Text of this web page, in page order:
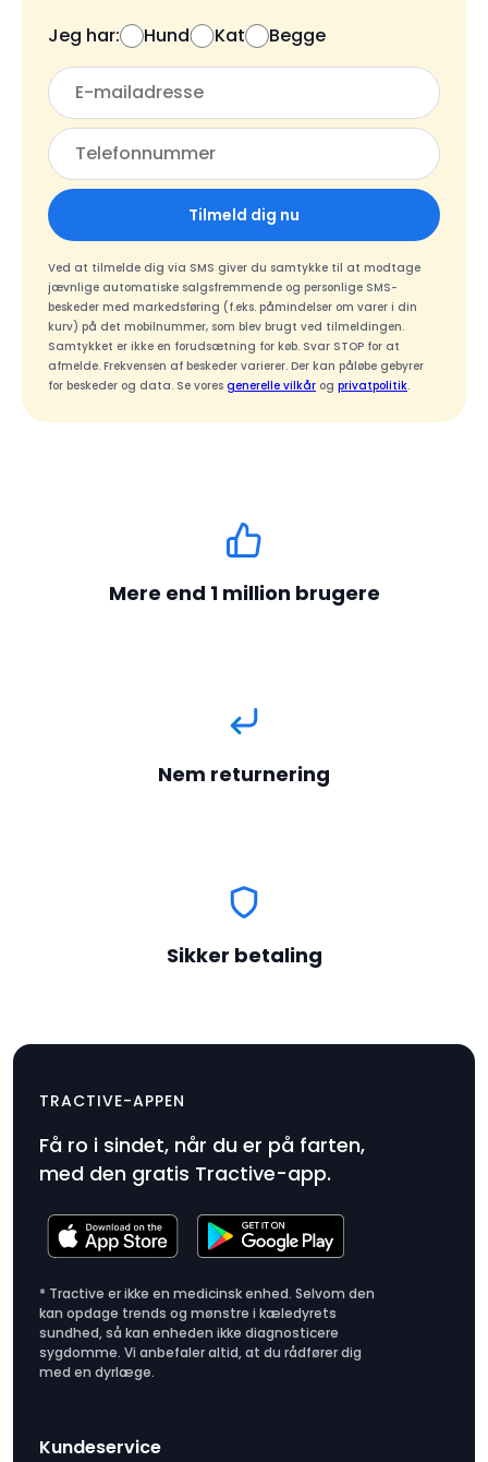
Jeg har: Hund Kat Begge
Tilmeld dig nu
Ved at tilmelde dig via SMS giver du samtykke til at modtage
jævnlige automatiske salgsfremmende og personlige SMS-
beskeder med markedsføring (f.eks. påmindelser om varer i din
kurv) på det mobilnummer, som blev brugt ved tilmeldingen.
Samtykket er ikke en forudsætning for køb. Svar STOP for at
afmelde. Frekvensen af beskeder varierer. Der kan påløbe gebyrer
for beskeder og data. Se vores generelle vilkår og privatpolitik.
Mere end 1 million brugere
Nem returnering
Sikker betaling
Produktpris
TRACTIVE-APPEN
Få ro i sindet, når du er på farten,
med den gratis Tractive-app.
* Tractive er ikke en medicinsk enhed. Selvom den
kan opdage trends og mønstre i kæledyrets
sundhed, så kan enheden ikke diagnosticere
sygdomme. Vi anbefaler altid, at du rådfører dig
med en dyrlæge.
Kundeservice